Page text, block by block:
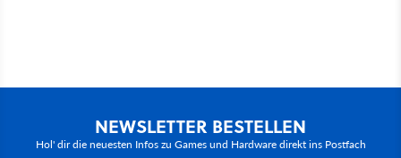
NEWSLETTER BESTELLEN
Hol' dir die neuesten Infos zu Games und Hardware direkt ins Postfach